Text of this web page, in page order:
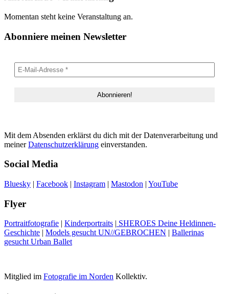
Momentan steht keine Veranstaltung an.
Abonniere meinen Newsletter
Mit dem Absenden erklärst du dich mit der Datenverarbeitung und
meinerDatenschutzerklärung einverstanden.
Social Media
Bluesky | Facebook | Instagram | Mastodon | YouTube
Flyer
Portraitfotografie | Kinderportraits | SHEROES Deine Heldinnen-
Geschichte | Models gesucht UN//GEBROCHEN | Ballerinas
gesucht Urban Ballet
Mitglied im Fotografie im Norden Kollektiv.